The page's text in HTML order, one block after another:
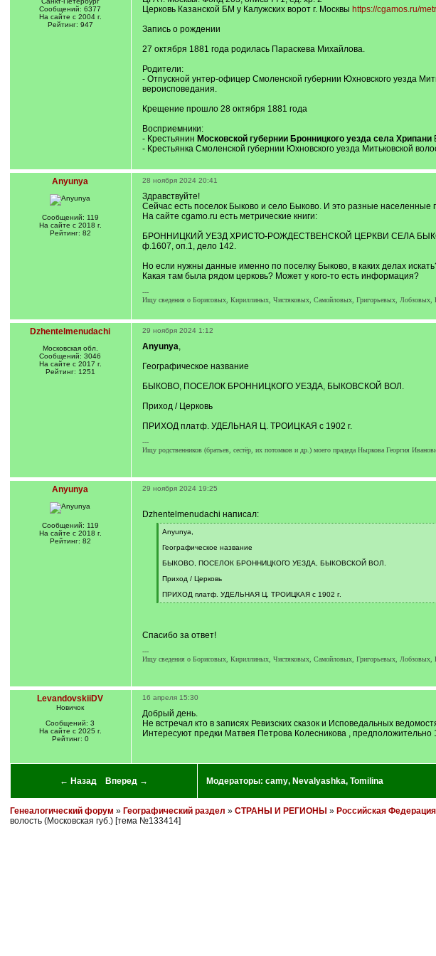
Сообщений: 6377
На сайте с 2004 г.
Рейтинг: 947
Церковь Казанской БМ у Калужских ворот г. Москвы https://cgamos.ru/
Запись о рождении
27 октября 1881 года родилась Параскева Михайлова.
Родители:
- Отпускной унтер-офицер Смоленской губернии Юхновского уезда
вероисповедания.
Крещение прошло 28 октября 1881 года
Восприемники:
- Крестьянин Московской губернии Бронницкого уезда села Хрипани
- Крестьянка Смоленской губернии Юхновского уезда Митьковской
Anyunya
Сообщений: 119
На сайте с 2018 г.
Рейтинг: 82
28 ноября 2024 20:41
Здравствуйте!
Сейчас есть поселок Быково и село Быково. И это разные населенные
На сайте cgamo.ru есть метрические книги:
БРОННИЦКИЙ УЕЗД ХРИСТО-РОЖДЕСТВЕНСКОЙ ЦЕРКВИ СЕЛА
ф.1607, оп.1, дело 142.
Но если нужны данные именно по поселку Быково, в каких делах
Какая там была рядом церковь? Может у кого-то есть информация?
---
Ищу сведения о Борисовых, Кириллиных, Чистяковых, Самойловых, Григорьевых,
Dzhentelmenudachi
Московская обл.
Сообщений: 3046
На сайте с 2017 г.
Рейтинг: 1251
29 ноября 2024 1:12
Anyunya,
Географическое название
БЫКОВО, ПОСЕЛОК БРОННИЦКОГО УЕЗДА, БЫКОВСКОЙ ВОЛ.
Приход / Церковь
ПРИХОД платф. УДЕЛЬНАЯ Ц. ТРОИЦКАЯ с 1902 г.
---
Ищу родственников (братьев, сестёр, их потомков и др.) моего прадеда Ныркова Георгия
Anyunya
Сообщений: 119
На сайте с 2018 г.
Рейтинг: 82
29 ноября 2024 19:25
Dzhentelmenudachi написал:
[
]
Anyunya,
Географическое название
БЫКОВО, ПОСЕЛОК БРОННИЦКОГО УЕЗДА, БЫКОВСКОЙ ВОЛ.
Приход / Церковь
ПРИХОД платф. УДЕЛЬНАЯ Ц. ТРОИЦКАЯ с 1902 г.
[
Спасибо за ответ!
---
Ищу сведения о Борисовых, Кириллиных, Чистяковых, Самойловых, Григорьевых,
LevandovskiiDV
Новичок
Сообщений: 3
На сайте с 2025 г.
Рейтинг: 0
16 апреля 15:30
Добрый день.
Не встречал кто в записях Ревизских сказок и Исповедальных
Интересуют предки Матвея Петрова Колесникова , предположительно
← Назад Вперед → Модераторы: camy, Nevalyashka, Tomilina
Генеалогический форум » Географический раздел » СТРАНЫ И РЕГИОНЫ » Российская Федерация
волость (Московская губ.) [тема №133414]